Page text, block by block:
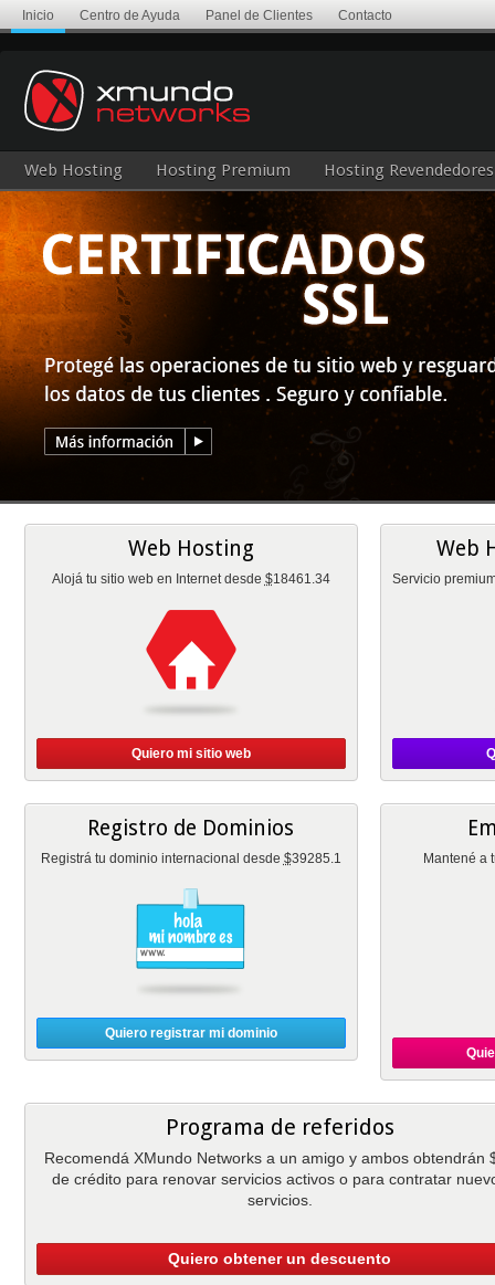
Inicio Centro de Ayuda Panel de Clientes Contacto
Web Hosting Hosting Premium Hosting Revendedores
Web Hosting
Alojá tu sitio web en Internet desde $18461.34
Quiero mi sitio web
Web
Servicio
Registro de Dominios
Registrá tu dominio internacional desde $39285.1
Quiero registrar mi dominio
Mantené a
Programa de referidos
Recomendá XMundo Networks a un amigo y ambos obtendrán
de crédito para renovar servicios activos o para contratar
servicios.
Quiero obtener un descuento